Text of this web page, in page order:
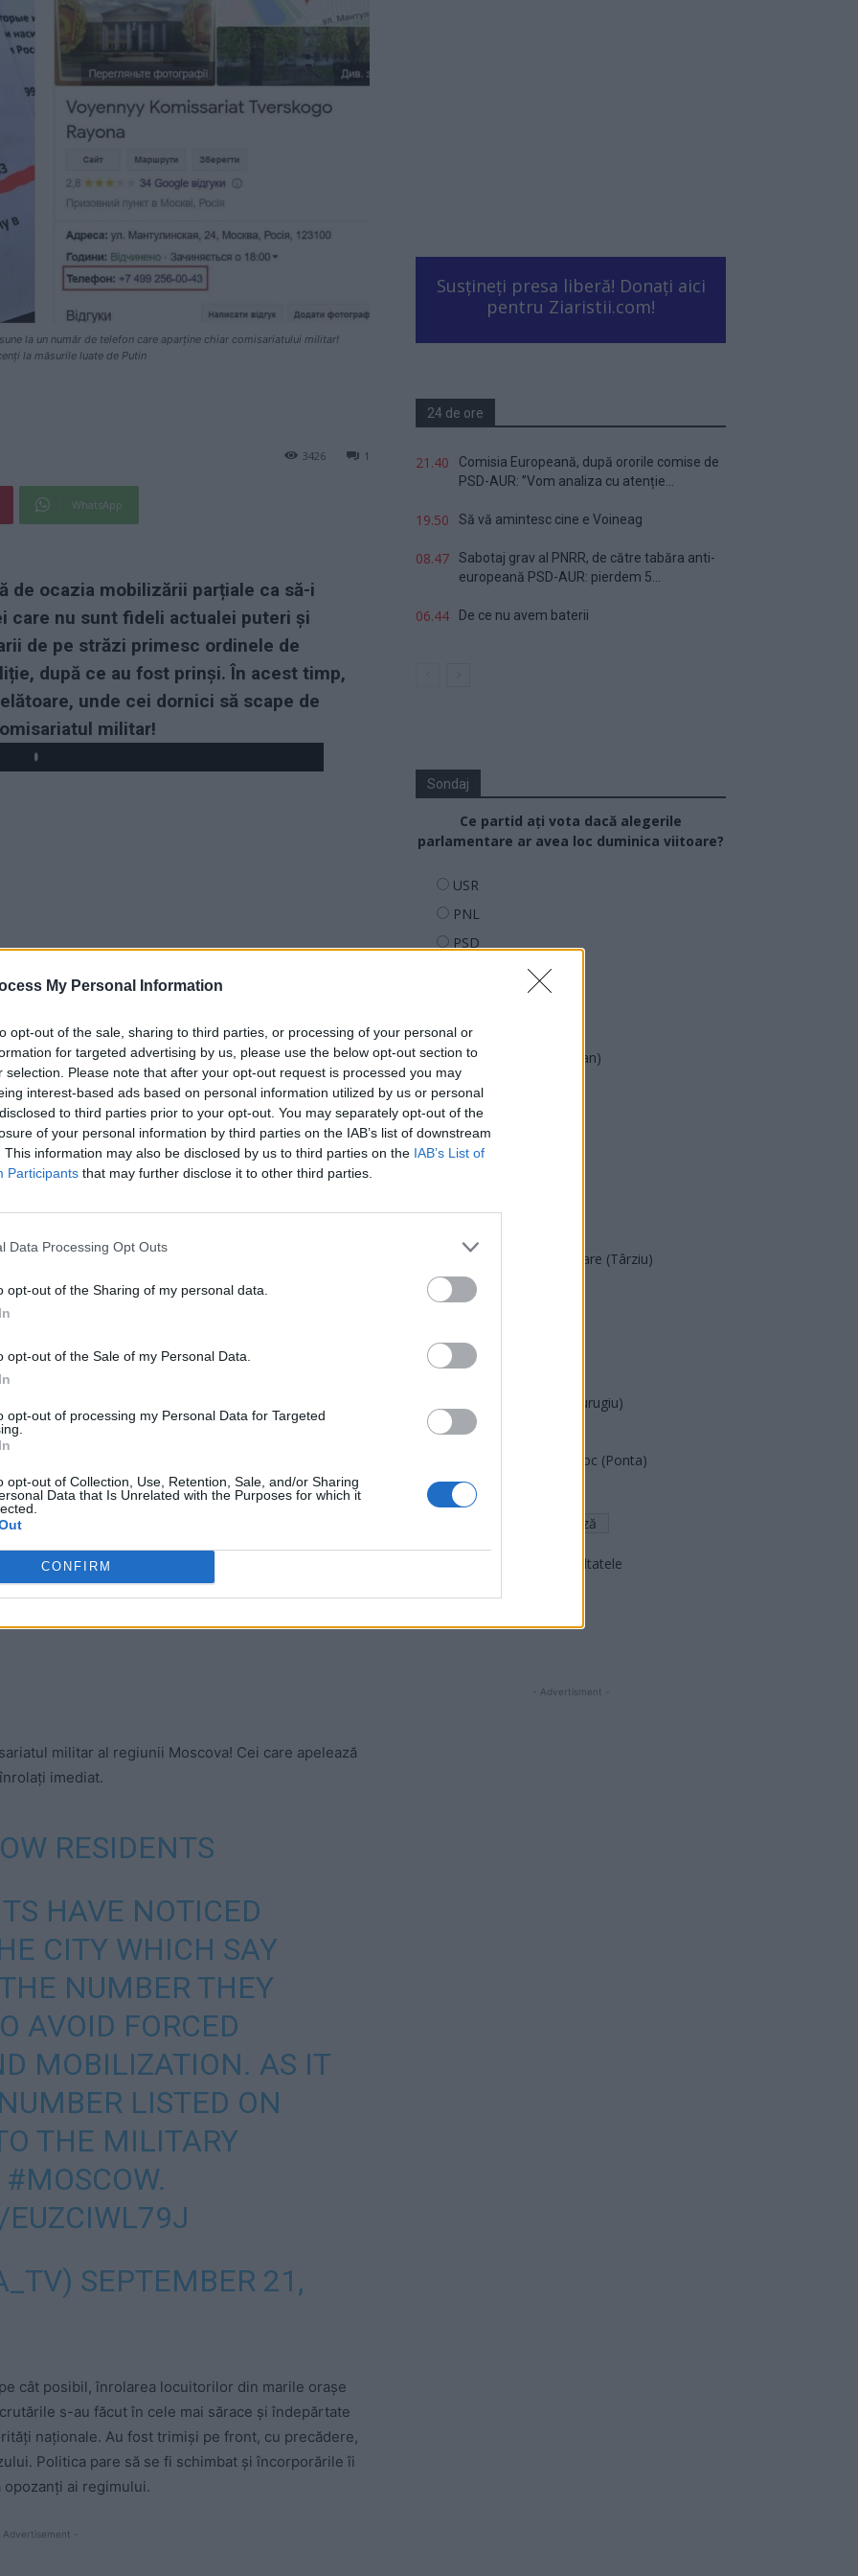
My Personal Information
opt-out of the sale, sharing to third parties, or processing of your personal or
for targeted advertising by us, please use the below opt-out section to
selection. Please note that after your opt-out request is processed you may
interest-based ads based on personal information utilized by us or personal
to third parties prior to your opt-out. You may separately opt-out of the
of your personal information by third parties on the IAB’s list of downstream
This information may also be disclosed by us to third parties on the IAB’s List of
Participants that may further disclose it to other third parties.
Data Processing Opt Outs
opt-out of the Sharing of my personal data.
opt-out of the Sale of my Personal Data.
opt-out of processing my Personal Data for Targeted
opt-out of Collection, Use, Retention, Sale, and/or Sharing
Data that Is Unrelated with the Purposes for which it
CONFIRM
la un număr de telefon care aparține chiar comisariatului militar!
la măsurile luate de Putin
1
3426
WhatsApp
de ocazia mobilizării parțiale ca să-i
care nu sunt fideli actualei puteri și
de pe străzi primesc ordinele de
după ce au fost prinși. În acest timp,
unde cei dornici să scape de
militar!
față de războiul pornit de Rusia în Ucraina,
pentru a face rost de cei 300.000 de militari ceruți de
sunt cei mai vocali dintre opozanți. Circa 2.000 de
Rusiei, pentru că au participat la proteste
de încorporare direct la sediile poliției, unde
pentru locuitorii din Moscova – orașul cel mai
conducerea actuală a Rusiei.
li se promite ajutor celor care vor să evite
de telefon unde pot suna pentru a fi învățați ce
-
militar al regiunii Moscova! Cei care apelează
imediat.
RESIDENTS
HAVE NOTICED
CITY WHICH SAY
NUMBER THEY
AVOID FORCED
MOBILIZATION. AS IT
LISTED ON
THE MILITARY
#MOSCOW.
SEPTEMBER 21,
cât posibil, înrolarea locuitorilor din marile orașe
s-au făcut în cele mai sărace și îndepărtate
naționale. Au fost trimiși pe front, cu precădere,
Politica pare să se fi schimbat și încorporările îi
ai regimului.
Advertisement -
Susțineți presa liberă! Donați aici
pentru Ziaristii.com!
24 de ore
21.40
Comisia Europeană, după ororile comise de
PSD-AUR: ”Vom analiza cu atenție...
19.50 Să vă amintesc cine e Voineag
08.47
Sabotaj grav al PNRR, de către tabăra anti-
europeană PSD-AUR: pierdem 5...
06.44 De ce nu avem baterii
Sondaj
Ce partid ați vota dacă alegerile
parlamentare ar avea loc duminica viitoare?
USR
PNL
PSD
PMP (Tomac)
Forța Dreptei (L. Orban)
PNȚMM
REPER
SENS
Acțiunea Conservatoare (Târziu)
PDF (Lazarus)
PNȚCD (Pavelescu)
PNCR (Terheș)
Partidul Patrioților (Surugiu)
FAR (Coarnă)
România pe Primul Loc (Ponta)
Altul
Arată rezultatele
- Advertisment -